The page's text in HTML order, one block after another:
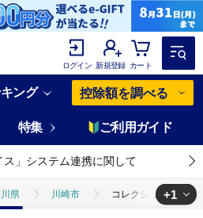
ログイン 新規登録 カート
ング 控除額を調べる
特集 ご利用ガイド
ス」システム連携に関して
県 川崎市 コレクションケー
+1